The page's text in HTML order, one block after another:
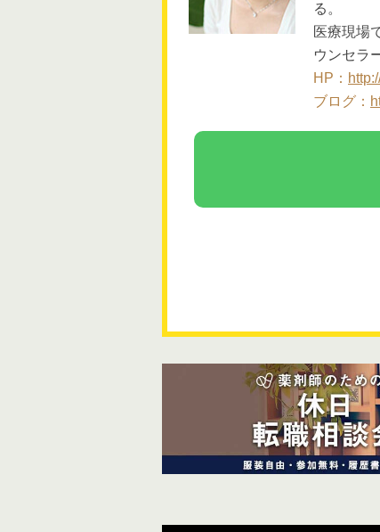
る。
医療現場
ウンセラ
HP：
ブログ：